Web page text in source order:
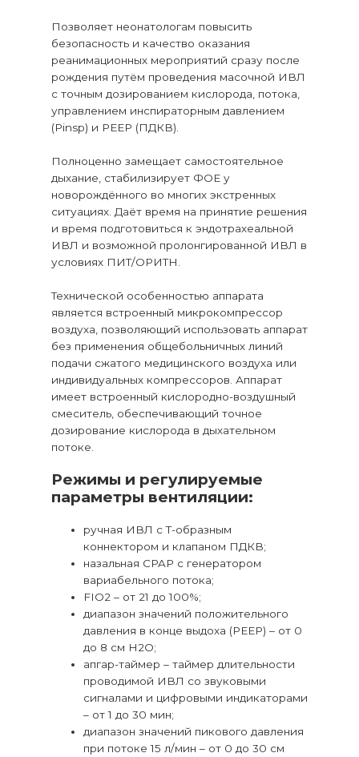
Позволяет неонатологам повысить
безопасность и качество оказания
реанимационных мероприятий сразу после
рождения путём проведения масочной ИВЛ
с точным дозированием кислорода, потока,
управлением инспираторным давлением
(Pinsp) и РЕЕР (ПДКВ).
Полноценно замещает самостоятельное
дыхание, стабилизирует ФОЕ у
новорождённого во многих экстренных
ситуациях. Даёт время на принятие решения
и время подготовиться к эндотрахеальной
ИВЛ и возможной пролонгированной ИВЛ в
условиях ПИТ/ОРИТН.
Технической особенностью аппарата
является встроенный микрокомпрессор
воздуха, позволяющий использовать аппарат
без применения общебольничных линий
подачи сжатого медицинского воздуха или
индивидуальных компрессоров. Аппарат
имеет встроенный кислородно-воздушный
смеситель, обеспечивающий точное
дозирование кислорода в дыхательном
потоке.
Режимы и регулируемые
параметры вентиляции:
ручная ИВЛ с Т-образным
коннектором и клапаном ПДКВ;
назальная CPAP c генератором
вариабельного потока;
FIO2 – от 21 до 100%;
диапазон значений положительного
давления в конце выдоха (PEEP) – от 0
до 8 см H2O;
апгар-таймер – таймер длительности
проводимой ИВЛ со звуковыми
сигналами и цифровыми индикаторами
– от 1 до 30 мин;
диапазон значений пикового давления
при потоке 15 л/мин – от 0 до 30 см